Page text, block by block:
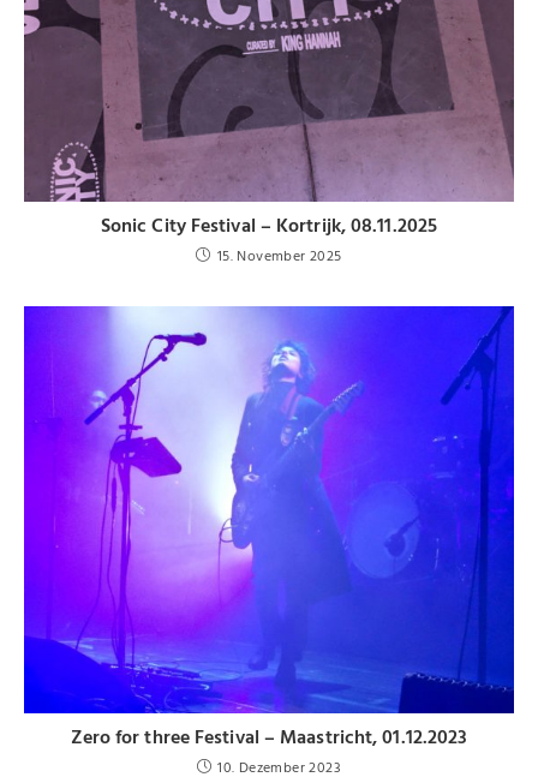
Sonic City Festival – Kortrijk, 08.11.2025
15. November 2025
Zero for three Festival – Maastricht, 01.12.2023
10. Dezember 2023